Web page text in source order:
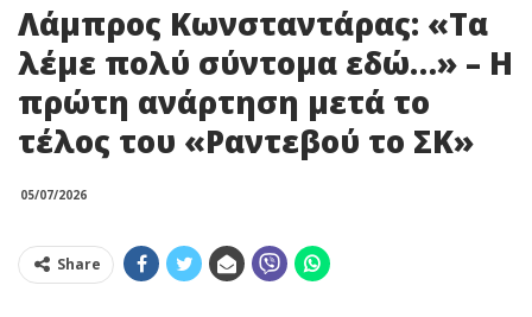
Λάμπρος Κωνσταντάρας: «Τα
λέμε πολύ σύντομα εδώ…» – Η
πρώτη ανάρτηση μετά το
τέλος του «Ραντεβού το ΣΚ»
05/07/2026
Share